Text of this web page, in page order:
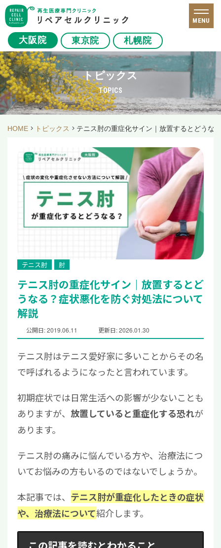
大阪院 東京院 札幌院
MENU
トピックス
TOPICS
HOME トピックス テニス肘の重症化サイン｜放置するとどうな
テニス肘 肘
テニス肘の重症化サイン｜放置するとど
うなる？症状悪化を防ぐ対処法について
解説
公開日: 2019.06.11 更新日: 2026.01.30
テニス肘はテニス愛好家に多いことからその名
で呼ばれるようになったと言われています。
初期症状では日常生活への影響が少ないことも
ありますが、 放置していると重症化する恐れが
あります。
テニス肘の痛みに悩んでいる方や、治療法につ
いてお悩みの方もいるのではないでしょうか。
本記事では、 テニス肘が重症化したときの症状
や、治療法について紹介します。